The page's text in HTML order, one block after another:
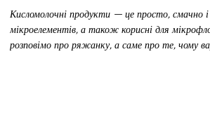
Кисломолочні продукти — це просто, смачно
мікроелементів, а також корисні для
розповімо про ряжанку, а саме про те, чому